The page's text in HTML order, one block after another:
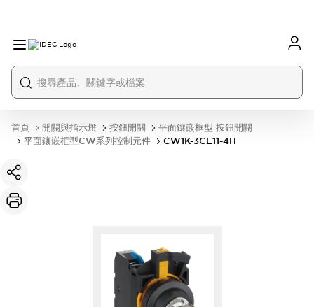
首頁 開關與指示燈 按鈕開關
平面鑲嵌框型 按鈕開關
平面鑲嵌框型CW系列控制元件
CW1K-3CE11-4H